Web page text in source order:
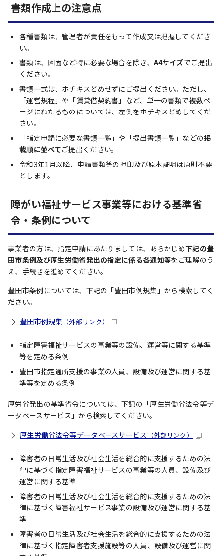
書類作成上の注意点
各種書類は、管理者が責任をもって作成又は把握してくださ
い。
書類は、図面など特に必要な場合を除き、A4サイズでご提出
ください。
書類一式は、ホチキスどめせずにご提出ください。ただし、
「運営規程」や「賃貸借契約書」など、単一の書類で複数ペ
ージにわたるものについては、左側をホチキスどめしてくだ
さい。
「指定申請に必要な書類一覧」や「提出書類一覧」などの掲
載順に並べてご提出ください。
令和3年1月以降、申請書類等の押印及び原本証明は原則不要
とします。
障がい福祉サービス事業等における基準省
令・条例について
事業者の方は、指定申請にあたりましては、あらかじめ下記の豊
田市条例及び厚生労働省発出の指定に係る各通知等をご理解のう
え、手続きを進めてください。
豊田市条例については、下記の「豊田市例規集」から検索してく
ださい。
豊田市例規集 （外部リンク）
指定障害福祉サービスの事業等の設備、運営等に関する基準
等を定める条例
豊田市指定通所支援の事業の人員、設備及び運営に関する基
準等を定める条例
厚労省発出の基準省令については、下記の「厚生労働省法令等デ
ータベースサービス」から検索してください。
厚生労働省法令等データベースサービス （外部リンク）
障害者の日常生活及び社会生活を総合的に支援するための法
律に基づく指定障害福祉サービスの事業等の人員、設備及び
運営に関する基準
障害者の日常生活及び社会生活を総合的に支援するための法
律に基づく障害福祉サービス事業の設備及び運営に関する基
準
障害者の日常生活及び社会生活を総合的に支援するための法
律に基づく指定障害者支援施設等の人員、設備及び運営に関